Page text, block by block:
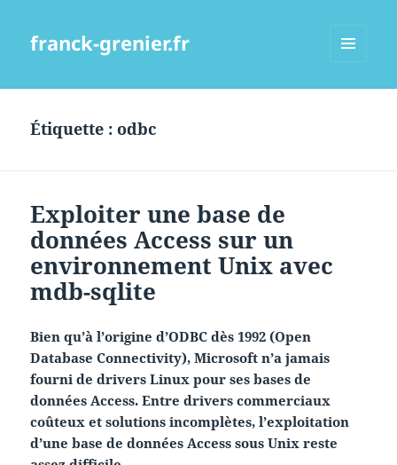
franck-grenier.fr
Étiquette :odbc
Exploiter une base de
données Access sur un
environnement Unix avec
mdb-sqlite
Bien qu’à l’origine d’ODBC dès 1992 (Open
Database Connectivity), Microsoft n’a jamais
fourni de drivers Linux pour ses bases de
données Access. Entre drivers commerciaux
coûteux et solutions incomplètes, l’exploitation
d’une base de données Access sous Unix reste